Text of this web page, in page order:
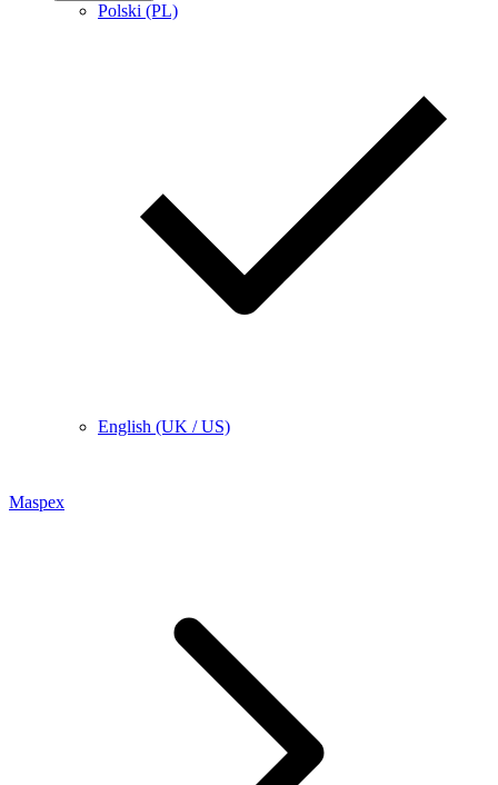
Polski (PL)
English (UK / US)
Maspex